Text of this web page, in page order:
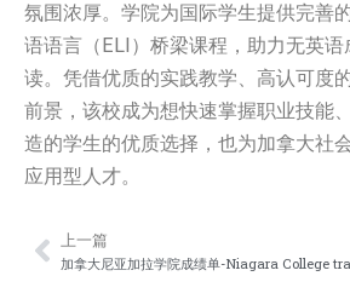
氛围浓厚。学院为国际学生提供完善
语语言（ELI）桥梁课程，助力无英语
读。凭借优质的实践教学、高认可度
前景，该校成为想快速掌握职业技能
造的学生的优质选择，也为加拿大社
应用型人才。
Prev
上一篇
加拿大尼亚加拉学院成绩单-Niagara College